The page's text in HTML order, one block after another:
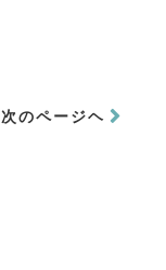
次のページヘ